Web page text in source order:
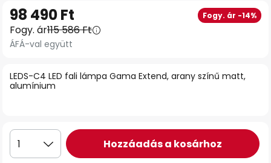
képgaléria
elejére
LEDS-C4 LED fali lámpa Gama Extend, arany színű matt,
alumínium
98 490 Ft Fogy. ár -14%
Fogy. ár115 586 Ft
ÁFÁ-val együtt
1 Hozzáadás a kosárhoz